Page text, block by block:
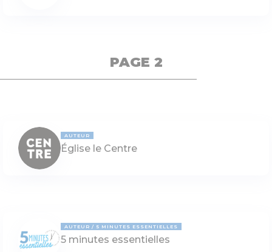
PAGE 2
AUTEUR
Église le Centre
AUTEUR 5 MINUTES ESSENTIELLES
5 minutes essentielles